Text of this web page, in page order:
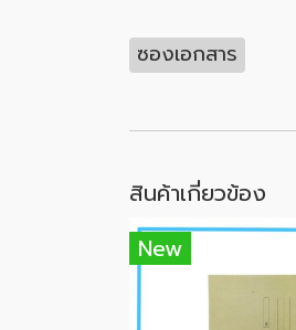
ซองเอกสาร
สินค้าเกี่ยวข้อง
New